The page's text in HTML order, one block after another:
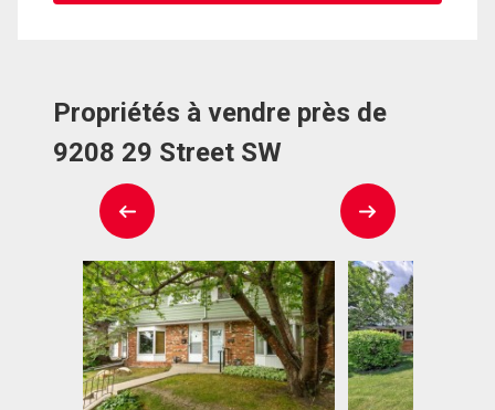
Propriétés à vendre près de
9208 29 Street SW